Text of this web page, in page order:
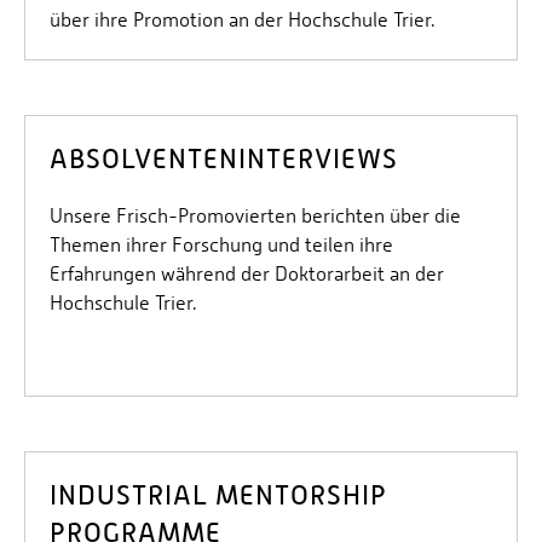
über ihre Promotion an der Hochschule Trier.
ABSOLVENTENINTERVIEWS
Unsere Frisch-Promovierten berichten über die
Themen ihrer Forschung und teilen ihre
Erfahrungen während der Doktorarbeit an der
Hochschule Trier.
INDUSTRIAL MENTORSHIP
PROGRAMME